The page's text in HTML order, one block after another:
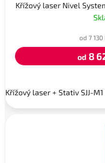
Křížový laser Nivel
od 7 130
od 8
Křížový laser + Stativ SJJ-M1